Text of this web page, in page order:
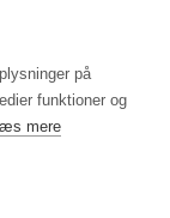
på
funktioner og
mere